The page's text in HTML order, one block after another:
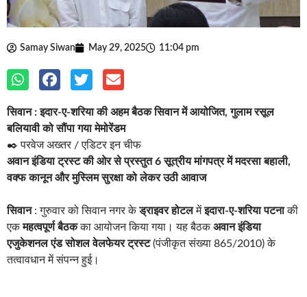
Samay Siwan May 29, 2025 11:04 pm
सिवान : इदार-ए-शरिया की अहम बैठक सिवान में आयोजित, गुलाम रसूल
बलियावी को सौंपा गया मेमोरेंडम
✒️ परवेज अख्तर / एडिटर इन चीफ
अवान इंडिया ट्रस्ट की ओर से प्रस्तुत 6 सूत्रीय मांगपत्र में मदरसा बहाली,
वक्फ कानून और मुस्लिम सुरक्षा को लेकर उठी आवाज
सिवान: गुरुवार को सिवान नगर केड्राइवर होटलमेंइदारा-ए-शरिया पटनाकी
एकमहत्वपूर्ण बैठकका आयोजन किया गया। यह बैठकअवान इंडिया
एजुकेशनल एंड सोशल वेलफेयर ट्रस्ट(पंजीकृत संख्या 865/2010) के
तत्वावधान में संपन्न हुई।